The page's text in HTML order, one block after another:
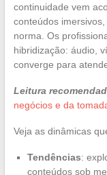
continuidade vem
conteúdos
norma. Os
hibridização: áudio,
converge para
Leitura
negócios e da
Veja as dinâmicas
Tendências:
conteúdos sob